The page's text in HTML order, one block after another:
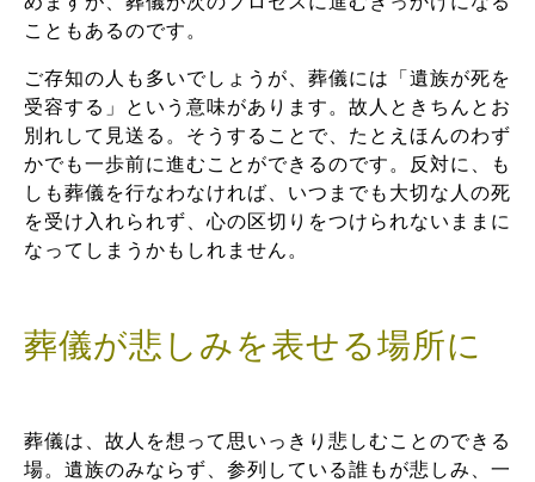
こともあるのです。
ご存知の人も多いでしょうが、葬儀には「遺族が死を
受容する」という意味があります。故人ときちんとお
別れして見送る。そうすることで、たとえほんのわず
かでも一歩前に進むことができるのです。反対に、も
しも葬儀を行なわなければ、いつまでも大切な人の死
を受け入れられず、心の区切りをつけられないままに
なってしまうかもしれません。
葬儀が悲しみを表せる場所に
葬儀は、故人を想って思いっきり悲しむことのできる
場。遺族のみならず、参列している誰もが悲しみ、一